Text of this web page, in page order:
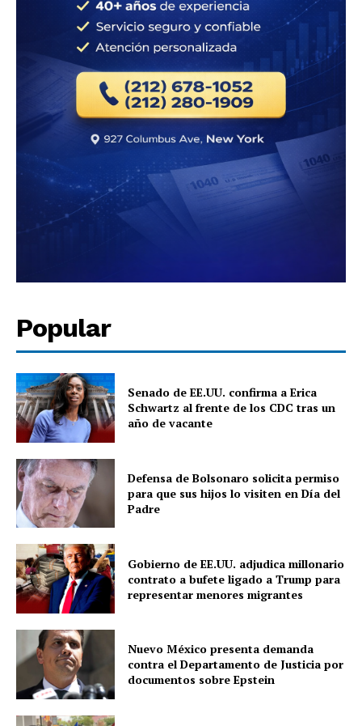
Popular
Senado de EE.UU. confirma a Erica
Schwartz al frente de los CDC tras un
año de vacante
Defensa de Bolsonaro solicita permiso
para que sus hijos lo visiten en Día del
Padre
Gobierno de EE.UU. adjudica millonario
contrato a bufete ligado a Trump para
representar menores migrantes
Nuevo México presenta demanda
contra el Departamento de Justicia por
documentos sobre Epstein